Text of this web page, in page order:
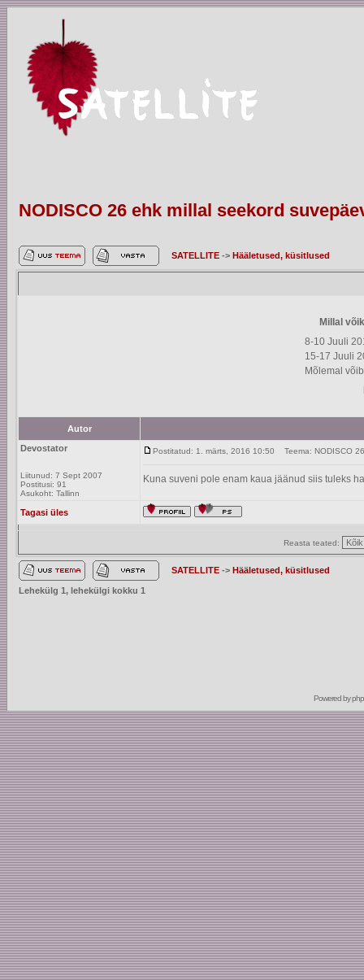
NODISCO 26 ehk millal seekord
SATELLITE -> Hääletused, küsitlused
Millal
8-10 Juuli
15-17 Juuli
Mõlemal võib
Autor
Devostator
Liitunud: 7 Sept 2007
Postitusi: 91
Asukoht: Tallinn
Postitatud: 1. märts, 2016 10:50 Teema: NODISCO
Kuna suveni pole enam kaua jäänud siis tuleks
Tagasi üles
Reasta teated:
SATELLITE -> Hääletused, küsitlused
Lehekülg 1, lehekülgi kokku 1
Powered by